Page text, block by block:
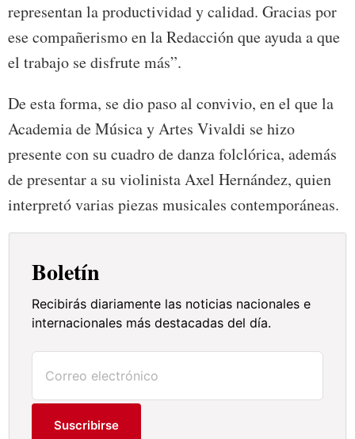
representan la productividad y calidad. Gracias por
ese compañerismo en la Redacción que ayuda a que
el trabajo se disfrute más”.
De esta forma, se dio paso al convivio, en el que la
Academia de Música y Artes Vivaldi se hizo
presente con su cuadro de danza folclórica, además
de presentar a su violinista Axel Hernández, quien
interpretó varias piezas musicales contemporáneas.
Boletín
Recibirás diariamente las noticias nacionales e
internacionales más destacadas del día.
Suscribirse